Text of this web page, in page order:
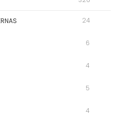
24
6
4
5
4